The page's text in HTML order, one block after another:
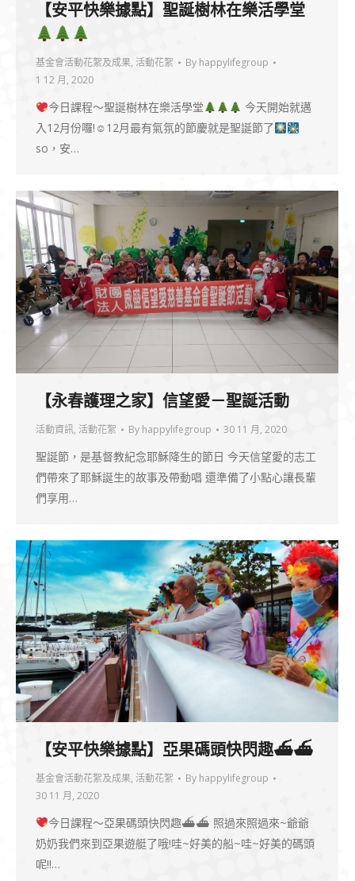
【安平快樂據點】聖誕樹林在樂活學堂
基金會活動花絮及成果, 活動花絮 By happylifegroup
1 12 月, 2020
今日課程～聖誕樹林在樂活學堂
今天開始就邁
入12月份囉!☺12月最有氣氛的節慶就是聖誕節了
so，安…
【永春護理之家】信望愛－聖誕活動
活動資訊, 活動花絮 By happylifegroup 30 11 月, 2020
聖誕節，是基督教紀念耶穌降生的節日 今天信望愛的志工
們帶來了耶穌誕生的故事及帶動唱 還準備了小點心讓長輩
們享用…
【安平快樂據點】亞果碼頭快閃趣⛴⛴
基金會活動花絮及成果, 活動花絮 By happylifegroup
30 11 月, 2020
今日課程～亞果碼頭快閃趣⛴⛴ 照過來照過來~爺爺
奶奶我們來到亞果遊艇了哦!哇~好美的船~哇~好美的碼頭
呢!!…